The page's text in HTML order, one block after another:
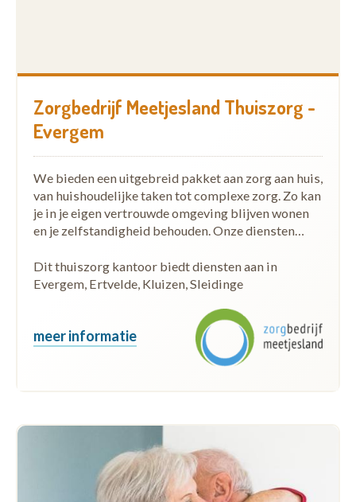
Zorgbedrijf Meetjesland Thuiszorg -
Evergem
We bieden een uitgebreid pakket aan zorg aan huis,
van huishoudelijke taken tot complexe zorg. Zo kan
je in je eigen vertrouwde omgeving blijven wonen
en je zelfstandigheid behouden. Onze diensten…
Dit thuiszorg kantoor biedt diensten aan in
Evergem, Ertvelde, Kluizen, Sleidinge
meer informatie